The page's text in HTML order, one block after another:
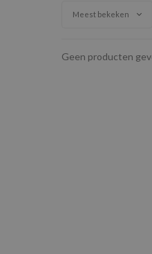
Meest bekeken
Geen producten